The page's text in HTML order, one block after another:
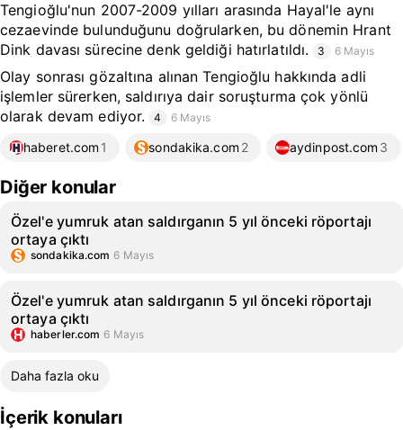
Tengioğlu'nun 2007-2009 yılları arasında Hayal'le aynı
cezaevinde bulunduğunu doğrularken, bu dönemin Hrant
Dink davası sürecine denk geldiği hatırlatıldı.
3 6 Mayıs
Olay sonrası gözaltına alınan Tengioğlu hakkında adli
işlemler sürerken, saldırıya dair soruşturma çok yönlü
olarak devam ediyor.
4 6 Mayıs
haberet.com 1 sondakika.com 2 aydinpost.com 3
Diğer konular
Özel'e yumruk atan saldırganın 5 yıl önceki röportajı
ortaya çıktı
sondakika.com 6 Mayıs
Özel'e yumruk atan saldırganın 5 yıl önceki röportajı
ortaya çıktı
haberler.com 6 Mayıs
Daha fazla oku
İçerik konuları